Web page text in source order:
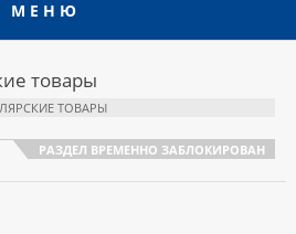
МЕНЮ
товары
ТОВАРЫ
РАЗДЕЛ ВРЕМЕННО ЗАБЛОКИРОВАН